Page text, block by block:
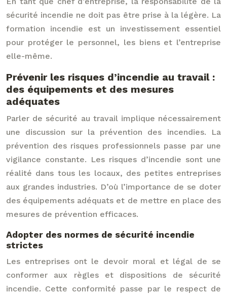
sécurité incendie ne doit pas être prise à la légère. La
formation incendie est un investissement essentiel
pour protéger le personnel, les biens et l’entreprise
elle-même.
Prévenir les risques d’incendie au travail :
des équipements et des mesures
adéquates
Parler de sécurité au travail implique nécessairement
une discussion sur la prévention des incendies. La
prévention des risques professionnels passe par une
vigilance constante. Les risques d’incendie sont une
réalité dans tous les locaux, des petites entreprises
aux grandes industries. D’où l’importance de se doter
des équipements adéquats et de mettre en place des
mesures de prévention efficaces.
Adopter des normes de sécurité incendie
strictes
Les entreprises ont le devoir moral et légal de se
conformer aux règles et dispositions de sécurité
incendie. Cette conformité passe par le respect de